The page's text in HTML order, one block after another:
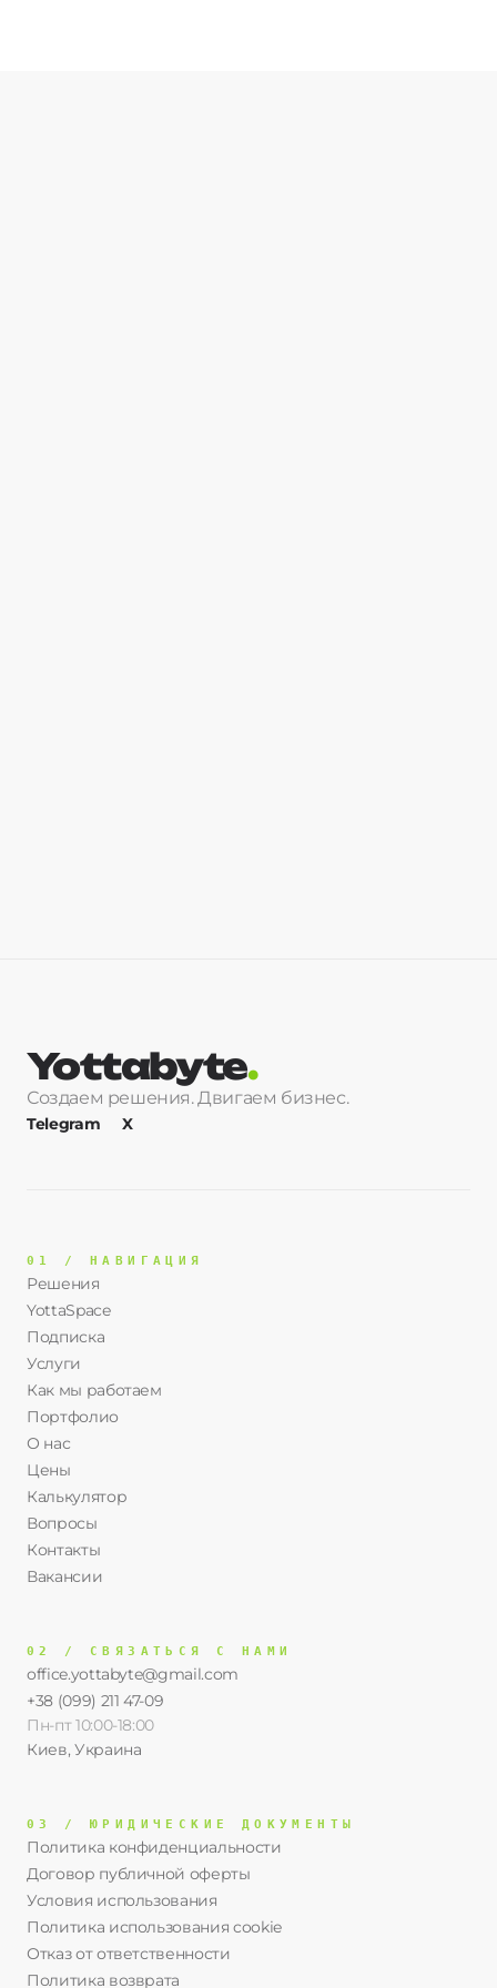
Yottabyte.
Создаем решения. Двигаем бизнес.
Telegram X
01 / НАВИГАЦИЯ
Решения
YottaSpace
Подписка
Услуги
Как мы работаем
Портфолио
О нас
Цены
Калькулятор
Вопросы
Контакты
Вакансии
02 / СВЯЗАТЬСЯ С НАМИ
office.yottabyte@gmail.com
+38 (099) 211 47-09
Пн-пт 10:00-18:00
Киев, Украина
03 / ЮРИДИЧЕСКИЕ ДОКУМЕНТЫ
Политика конфиденциальности
Договор публичной оферты
Условия использования
Политика использования cookie
Отказ от ответственности
Политика возврата